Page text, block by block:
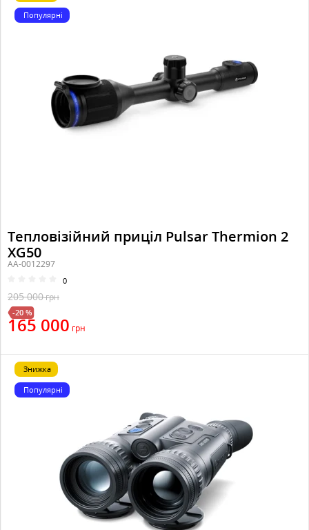
Популярні
Тепловізійний приціл Pulsar Thermion 2
XG50
AA-0012297
0
205 000грн
-20 %
165 000 грн
Знижка
Популярні